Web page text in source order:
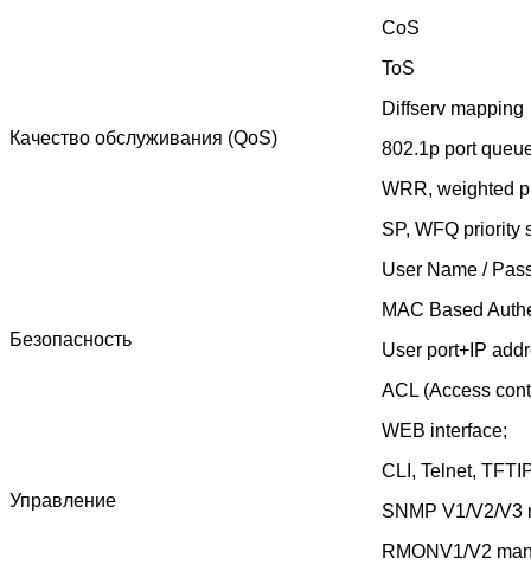
Качество обслуживания (QoS)
CoS
ToS
Diffserv mapping
802.1p port
WRR, weighted
SP, WFQ priority
Безопасность
User Name /
MAC Based
User port+IP
ACL (Access
Управление
WEB interface;
CLI, Telnet,
SNMP V1/V2/V3
RMONV1/V2